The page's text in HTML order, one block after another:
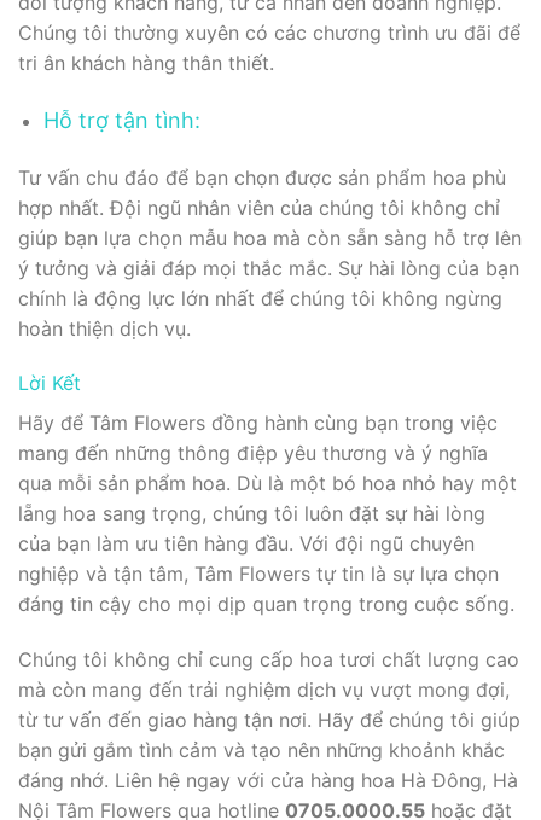
Chúng tôi thường xuyên có các chương trình ưu đãi để
tri ân khách hàng thân thiết.
Hỗ trợ tận tình:
Tư vấn chu đáo để bạn chọn được sản phẩm hoa phù
hợp nhất. Đội ngũ nhân viên của chúng tôi không chỉ
giúp bạn lựa chọn mẫu hoa mà còn sẵn sàng hỗ trợ lên
ý tưởng và giải đáp mọi thắc mắc. Sự hài lòng của bạn
chính là động lực lớn nhất để chúng tôi không ngừng
hoàn thiện dịch vụ.
Lời Kết
Hãy để Tâm Flowers đồng hành cùng bạn trong việc
mang đến những thông điệp yêu thương và ý nghĩa
qua mỗi sản phẩm hoa. Dù là một bó hoa nhỏ hay một
lẵng hoa sang trọng, chúng tôi luôn đặt sự hài lòng
của bạn làm ưu tiên hàng đầu. Với đội ngũ chuyên
nghiệp và tận tâm, Tâm Flowers tự tin là sự lựa chọn
đáng tin cậy cho mọi dịp quan trọng trong cuộc sống.
Chúng tôi không chỉ cung cấp hoa tươi chất lượng cao
mà còn mang đến trải nghiệm dịch vụ vượt mong đợi,
từ tư vấn đến giao hàng tận nơi. Hãy để chúng tôi giúp
bạn gửi gắm tình cảm và tạo nên những khoảnh khắc
đáng nhớ. Liên hệ ngay với cửa hàng hoa Hà Đông, Hà
Nội Tâm Flowers qua hotline 0705.0000.55 hoặc đặt